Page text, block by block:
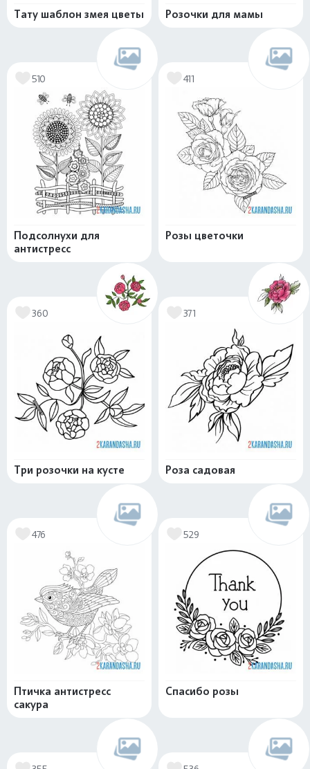
Тату шаблон змея цветы Розочки для мамы
510
Подсолнухи для
антистресс
411
Розы цветочки
360
Три розочки на кусте
371
Роза садовая
476
Птичка антистресс
сакура
529
Спасибо розы